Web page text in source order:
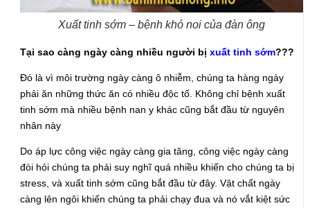
Xuất tinh sớm – bệnh khó noi của đàn ông
Tại sao càng ngày càng nhiều người bịxuất tinh sớm???
Đó là vì môi trường ngày càng ô nhiễm, chúng ta hàng ngày
phải ăn những thức ăn có nhiều độc tố. Không chỉ bệnh xuất
tinh sớm mà nhiều bệnh nan y khác cũng bắt đầu từ nguyên
nhân này
Do áp lực công việc ngày càng gia tăng, công việc ngày càng
đòi hỏi chúng ta phải suy nghĩ quá nhiều khiến cho chúng ta bị
stress, và xuất tinh sớm cũng bắt đầu từ đây. Vật chất ngày
càng lên ngôi khiến chúng ta phải chạy đua và nó vắt kiệt sức